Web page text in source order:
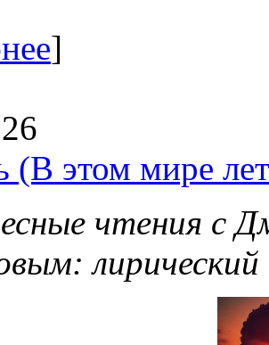
]
(В этом мире
чтения с